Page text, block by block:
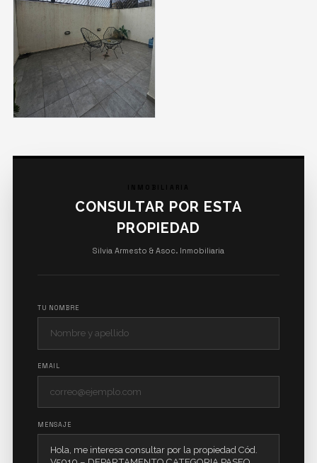
CONSULTAR POR ESTA
PROPIEDAD
Silvia Armesto & Asoc. Inmobiliaria
TU NOMBRE
EMAIL
MENSAJE